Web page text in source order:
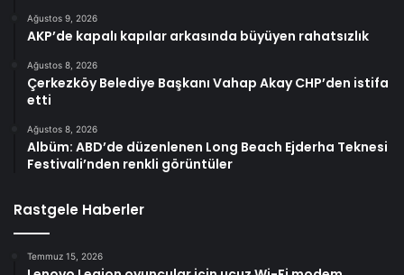
Ağustos 9, 2026
AKP’de kapalı kapılar arkasında büyüyen rahatsızlık
Ağustos 8, 2026
Çerkezköy Belediye Başkanı Vahap Akay CHP’den istifa
etti
Ağustos 8, 2026
Albüm: ABD’de düzenlenen Long Beach Ejderha Teknesi
Festivali’nden renkli görüntüler
Rastgele Haberler
Temmuz 15, 2026